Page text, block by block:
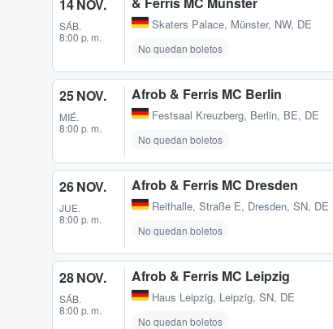
14 NOV.
SÁB.
8:00 p. m.
Skaters Palace, Münster, NW, DE
No quedan boletos
25 NOV.
MIÉ.
8:00 p. m.
Afrob & Ferris MC Berlin
Festsaal Kreuzberg, Berlin, BE, DE
No quedan boletos
26 NOV.
JUE.
8:00 p. m.
Afrob & Ferris MC Dresden
Reithalle, Straße E, Dresden, SN, DE
No quedan boletos
28 NOV.
SÁB.
8:00 p. m.
Afrob & Ferris MC Leipzig
Haus Leipzig, Leipzig, SN, DE
No quedan boletos